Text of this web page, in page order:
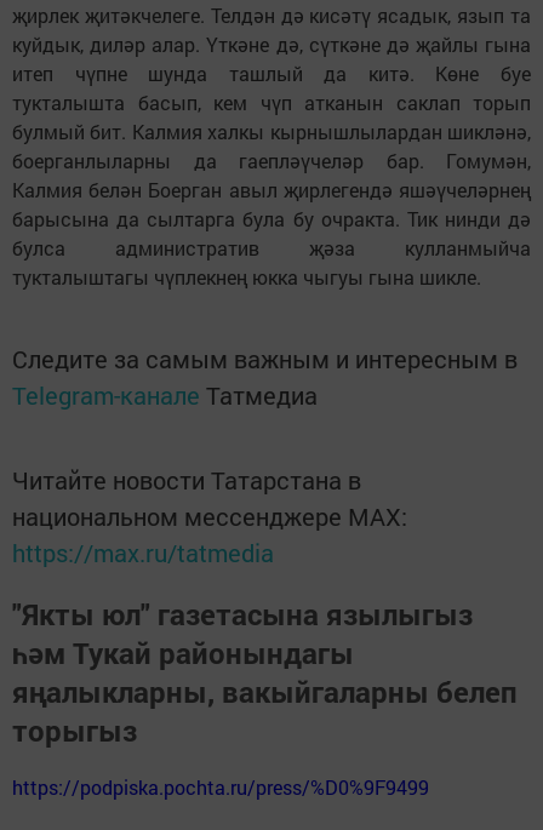
җирлек җитәкчелеге. Телдән дә кисәтү ясадык, язып та
куйдык, диләр алар. Үткәне дә, сүткәне дә җайлы гына
итеп чүпне шунда ташлый да китә. Көне буе
тукталышта басып, кем чүп атканын саклап торып
булмый бит. Калмия халкы кырнышлылардан шикләнә,
боерганлыларны да гаепләүчеләр бар. Гомумән,
Калмия белән Боерган авыл җирлегендә яшәүчеләрнең
барысына да сылтарга була бу очракта. Тик нинди дә
булса административ җәза кулланмыйча
тукталыштагы чүплекнең юкка чыгуы гына шикле.
Следите за самым важным и интересным в
Telegram-канале Татмедиа
Читайте новости Татарстана в
национальном мессенджере MАХ:
https://max.ru/tatmedia
"Якты юл" газетасына язылыгыз
һәм Тукай районындагы
яңалыкларны, вакыйгаларны белеп
торыгыз
https://podpiska.pochta.ru/press/%D0%9F9499